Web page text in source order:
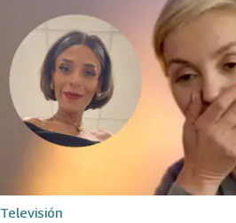
Televisión